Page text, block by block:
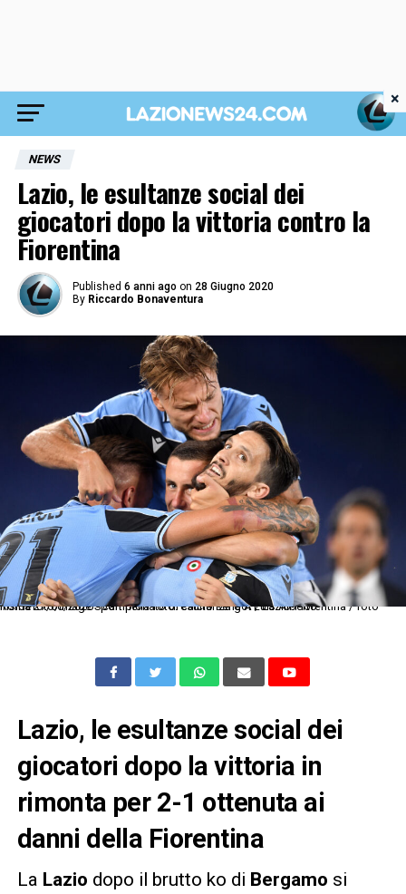
NEWS
Lazio, le esultanze social dei
giocatori dopo la vittoria contro la
Fiorentina
Published 6 anni ago on 28 Giugno 2020
By Riccardo Bonaventura
Roma 27/06/2020 - campionato di calcio serie A / Lazio-Fiorentina / foto Insidefoto/Image Sport nella foto: esultanza gol Luis Alberto
Lazio, le esultanze social dei
giocatori dopo la vittoria in
rimonta per 2-1 ottenuta ai
danni della Fiorentina
La Lazio dopo il brutto ko di Bergamo si
×